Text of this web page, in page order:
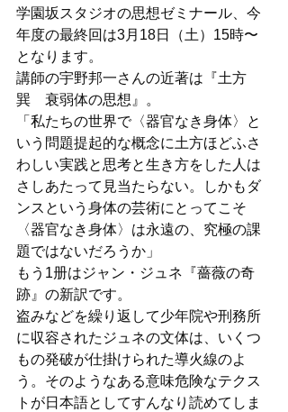
学園坂スタジオの思想ゼミナール、今
年度の最終回は3月18日（土）15時〜
となります。
講師の宇野邦一さんの近著は『土方
巽　衰弱体の思想』。
「私たちの世界で〈器官なき身体〉と
いう問題提起的な概念に土方ほどふさ
わしい実践と思考と生き方をした人は
さしあたって見当たらない。しかもダ
ンスという身体の芸術にとってこそ
〈器官なき身体〉は永遠の、究極の課
題ではないだろうか」
もう1册はジャン・ジュネ『薔薇の奇
跡』の新訳です。
盗みなどを繰り返して少年院や刑務所
に収容されたジュネの文体は、いくつ
もの発破が仕掛けられた導火線のよ
う。そのようなある意味危険なテクス
トが日本語としてすんなり読めてしま